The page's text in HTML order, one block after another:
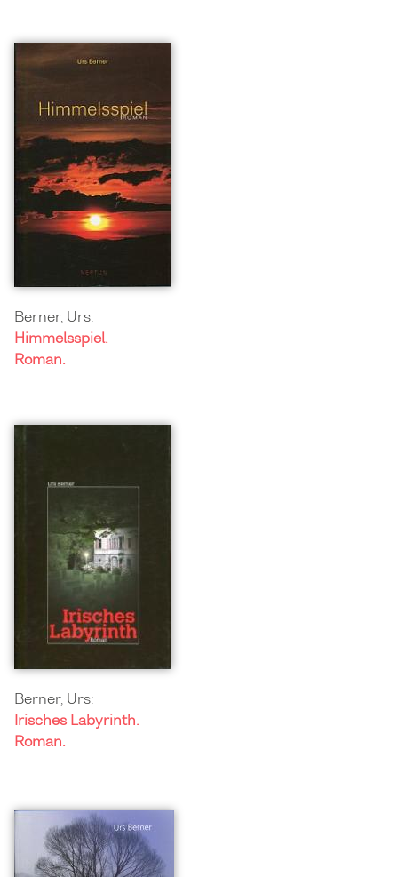
Berner, Urs:
Himmelsspiel.
Roman.
Berner, Urs:
Irisches Labyrinth.
Roman.